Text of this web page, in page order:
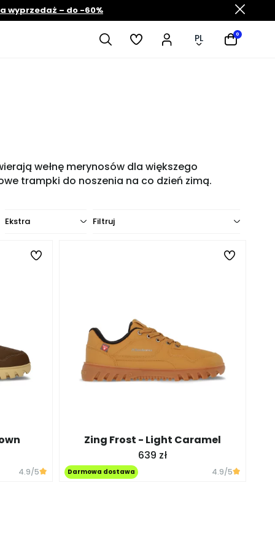
wyprzedaż – do -60%
PL 0
wełnę merynosów dla większego
trampki do noszenia na co dzień zimą.
Ekstra Filtruj
4.9/5
Zing Frost - Light Caramel
639 zł
Darmowa dostawa 4.9/5